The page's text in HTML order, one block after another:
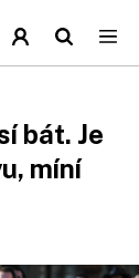
bát. Je
míní